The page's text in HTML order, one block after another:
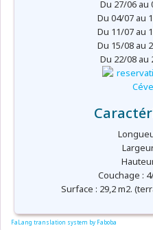
Du 27/06 au
Du 04/07 au
Du 11/07 au
Du 15/08 au
Du 22/08 au
Couchage :
Surface : 29,2 m2.
FaLang translation system by Faboba